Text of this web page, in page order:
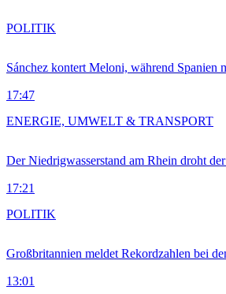
Sánchez kontert Meloni, während Spanien
17:47
POLITIK
Der Niedrigwasserstand am Rhein droht
17:21
ENERGIE, UMWELT & TRANSPORT
Großbritannien meldet Rekordzahlen bei
13:01
POLITIK